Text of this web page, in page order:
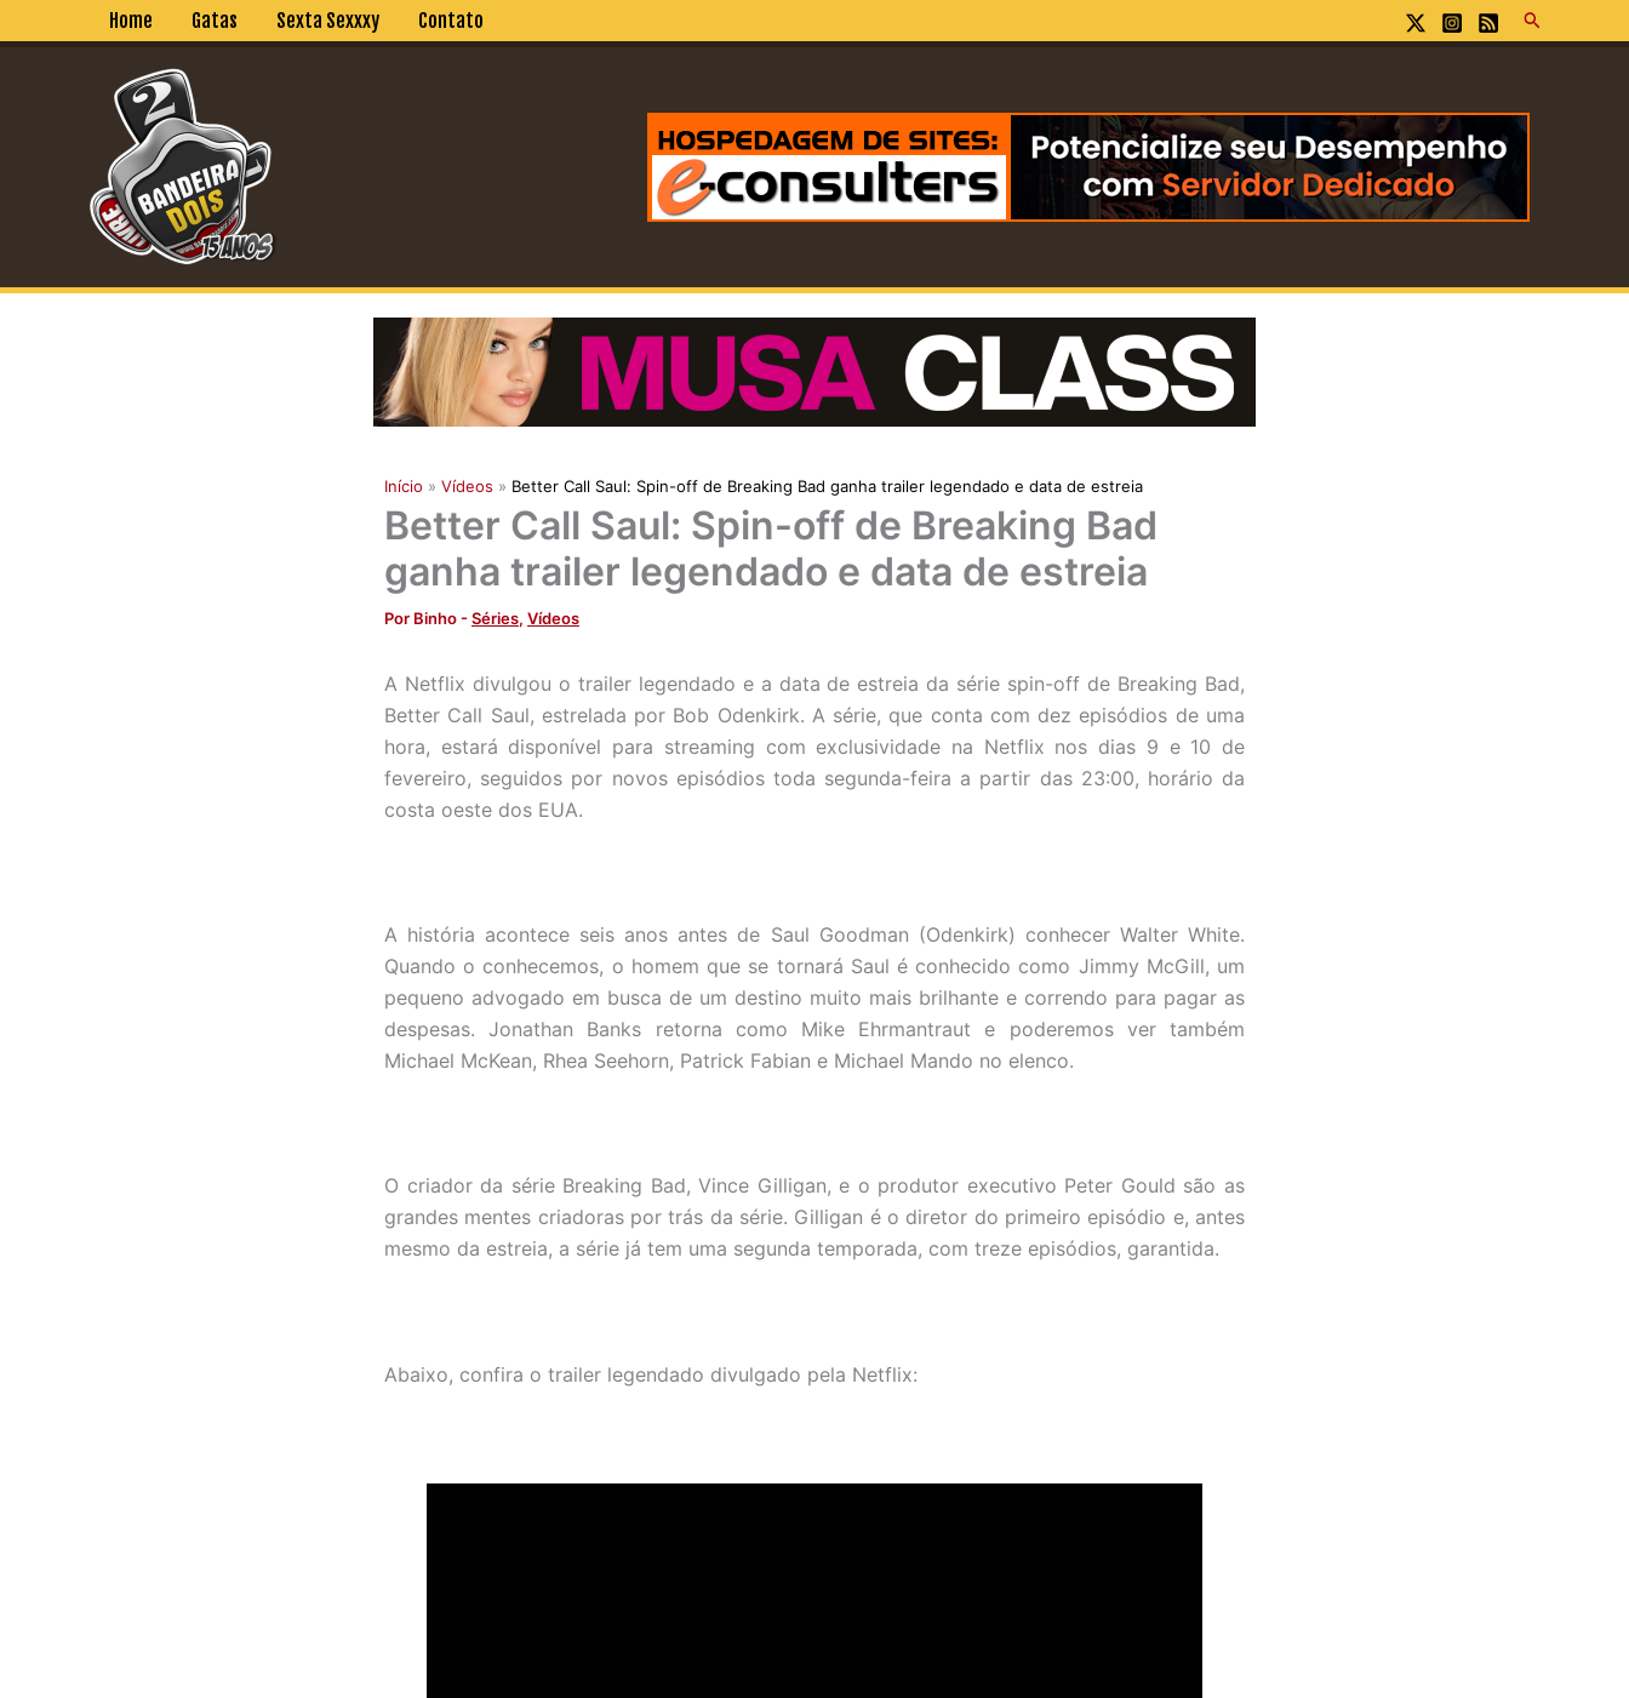
para
Home Gatas Sexta Sexxxy Contato Pesquisar
Início Vídeos Better Call Saul: Spin-off de Breaking Bad ganha trailer legendado e data de estreia
Better Call Saul: Spin-off de Breaking Bad
ganha trailer legendado e data de estreia
Por Binho-Séries, Vídeos
A Netflix divulgou o trailer legendado e a data de estreia da série spin-off de Breaking Bad,
Better Call Saul, estrelada por Bob Odenkirk. A série, que conta com dez episódios de uma
hora, estará disponível para streaming com exclusividade na Netflix nos dias 9 e 10 de
fevereiro, seguidos por novos episódios toda segunda-feira a partir das 23:00, horário da
costa oeste dos EUA.
A história acontece seis anos antes de Saul Goodman (Odenkirk) conhecer Walter White.
Quando o conhecemos, o homem que se tornará Saul é conhecido como Jimmy McGill, um
pequeno advogado em busca de um destino muito mais brilhante e correndo para pagar as
despesas. Jonathan Banks retorna como Mike Ehrmantraut e poderemos ver também
Michael McKean, Rhea Seehorn, Patrick Fabian e Michael Mando no elenco.
O criador da série Breaking Bad, Vince Gilligan, e o produtor executivo Peter Gould são as
grandes mentes criadoras por trás da série. Gilligan é o diretor do primeiro episódio e, antes
mesmo da estreia, a série já tem uma segunda temporada, com treze episódios, garantida.
Abaixo, confira o trailer legendado divulgado pela Netflix: